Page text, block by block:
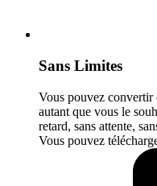
Sans Limites
Vous pouvez convertir
autant que vous le
retard, sans attente,
Vous pouvez